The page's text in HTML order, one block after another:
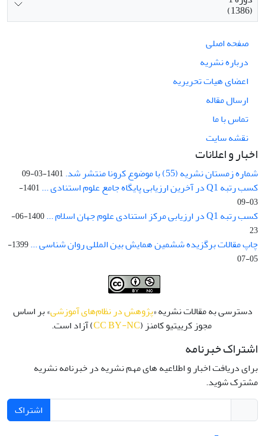
(1386)
صفحه اصلی
درباره نشریه
اعضای هیات تحریریه
ارسال مقاله
تماس با ما
نقشه سایت
اخبار و اعلانات
شماره زمستان نشریه (55) با موضوع کرونا منتشر شد. 1401-03-09
کسب رتبه Q1 در آخرین ارزیابی پایگاه جامع علوم استنادی ...
1401-
03-09
کسب رتبه Q1 در ارزیابی مرکز استنادی علوم جهان اسلام ...
1400-06-
23
چاپ مقالات برگزیده ششمین همایش بین المللی روان شناسی ...
1399-
05-07
دسترسی به مقالات نشریه «پژوهش در نظام‌های آموزشی» بر اساس
مجوز کرییتیو کامنز (CC BY-NC) آزاد است.
اشتراک خبرنامه
برای دریافت اخبار و اطلاعیه های مهم نشریه در خبرنامه نشریه
مشترک شوید.
اشتراک